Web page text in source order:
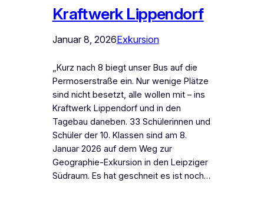
Kraftwerk Lippendorf
Januar 8, 2026Exkursion
„Kurz nach 8 biegt unser Bus auf die
Permoserstraße ein. Nur wenige Plätze
sind nicht besetzt, alle wollen mit – ins
Kraftwerk Lippendorf und in den
Tagebau daneben. 33 Schülerinnen und
Schüler der 10. Klassen sind am 8.
Januar 2026 auf dem Weg zur
Geographie-Exkursion in den Leipziger
Südraum. Es hat geschneit es ist noch…